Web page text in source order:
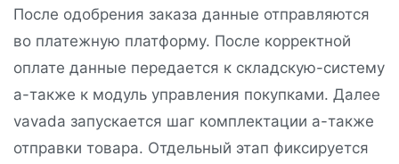
После одобрения заказа данные отправляются
во платежную платформу. После корректной
оплате данные передается к складскую-систему
а-также к модуль управления покупками. Далее
vavada запускается шаг комплектации а-также
отправки товара. Отдельный этап фиксируется